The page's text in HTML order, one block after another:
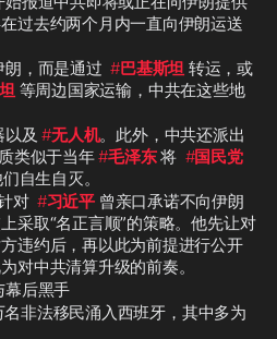
过去约两个月内一直向伊朗运送
朗，而是通过 #巴基斯坦 转运，或
等周边国家运输，中共在这些地
以及 #无人机。此外，中共还派出
类似于当年 #毛泽东 将 #国民党
自生自灭。
对 #习近平 曾亲口承诺不向伊朗
采取“名正言顺”的策略。他先让对
违约后，再以此为前提进行公开
对中共清算升级的前奏。
幕后黑手
非法移民涌入西班牙，其中多为